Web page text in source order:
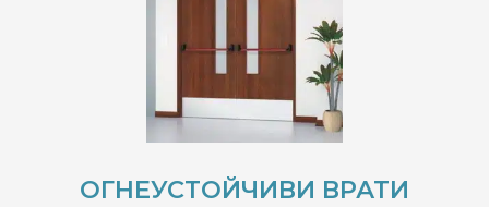
ОГНЕУСТОЙЧИВИ ВРАТИ